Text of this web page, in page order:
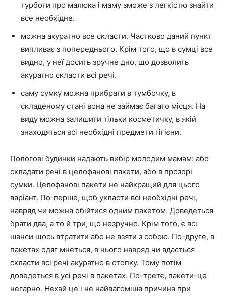
турботи про малюка і маму зможе з легкістю знайти
все необхідне.
можна акуратно все скласти. Частково даний пункт
випливає з попереднього. Крім того, що в сумці все
видно, у неї досить зручне дно, що дозволить
акуратно скласти всі речі.
саму сумку можна прибрати в тумбочку, в
складеному стані вона не займає багато місця. На
виду можна залишити тільки косметичку, в якій
знаходяться всі необхідні предмети гігієни.
Пологові будинки надають вибір молодим мамам: або
складати речі в целофанові пакети, або в прозорі
сумки. Целофанові пакети не найкращий для цього
варіант. По-перше, щоб укласти всі необхідні речі,
навряд чи можна обійтися одним пакетом. Доведеться
брати два, а то й три, що незручно. Крім того, є всі
шанси щось втратити або не взяти з собою. По-друге, в
пакетах одяг мнеться, в нього навряд чи вдасться
скласти всі речі акуратно в стопку. Тому потім
доведеться в усі речі в пакетах. По-третє, пакети-це
негарно. Нехай це і не найвагоміша причина при